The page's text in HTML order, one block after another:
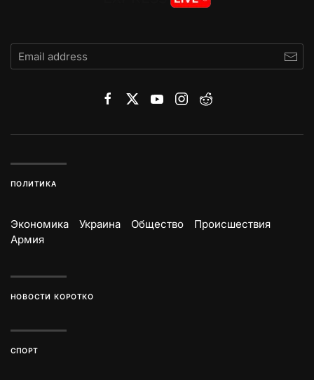
ПОЛИТИКА
Экономика Украина Общество
Происшествия
Армия
НОВОСТИ КОРОТКО
СПОРТ